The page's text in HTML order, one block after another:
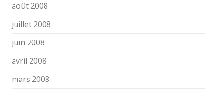
août 2008
juillet 2008
juin 2008
avril 2008
mars 2008